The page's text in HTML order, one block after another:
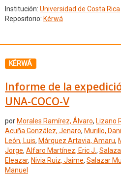
Institución: Universidad de Costa Rica
Repositorio: Kérwá
KÉRWÁ
Informe de la
UNA-COCO-V
por Morales Ramírez, Álvaro, Lizano
Acuña González, Jenaro, Murillo,
León, Luis, Márquez Artavia, Amaru,
Jorge, Alfaro Martínez, Eric J.,
Eleazar, Nivia Ruiz, Jaime, Salazar
Manuel